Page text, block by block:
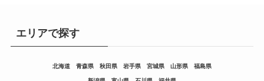
エリアで探す
北海道 青森県 秋田県 岩手県 宮城県 山形県 福島県